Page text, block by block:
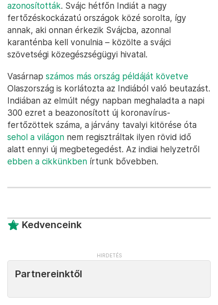
azonosították. Svájc hétfőn Indiát a nagy
fertőzéskockázatú országok közé sorolta, így
annak, aki onnan érkezik Svájcba, azonnal
karanténba kell vonulnia – közölte a svájci
szövetségi közegészségügyi hivatal.
Vasárnap számos más ország példáját követve
Olaszország is korlátozta az Indiából való beutazást.
Indiában az elmúlt négy napban meghaladta a napi
300 ezret a beazonosított új koronavírus-
fertőzöttek száma, a járvány tavalyi kitörése óta
sehol a világon nem regisztráltak ilyen rövid idő
alatt ennyi új megbetegedést. Az indiai helyzetről
ebben a cikkünkben írtunk bővebben.
Kedvenceink
Partnereinktől